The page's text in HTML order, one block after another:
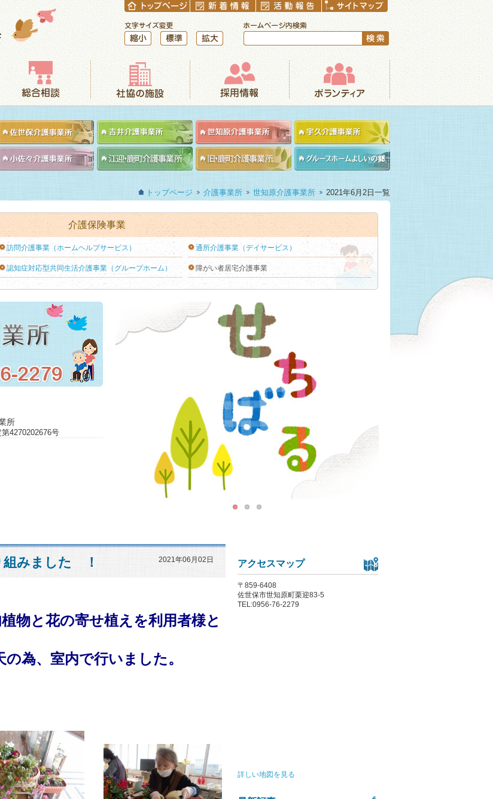
縮小 標準
相談 社協の施設 採用情報 ボランティア
トップページ 介護事業所 世知原介護事業所 2021年6月2日一覧
介護保険事業
訪問介護事業（ホームヘルプサービス） 通所介護事業（デイサービス）
認知症対応型共同生活介護事業（グループホーム） 障がい者居宅介護事業
所
第4270202676号
2021年06月02日
組みました ！
物と花の寄せ植えを利用者様と
為、 室内で行いました。
アクセスマップ
〒859-6408
佐世保市世知原町栗迎83-5
TEL:0956-76-2279
詳しい地図を見る